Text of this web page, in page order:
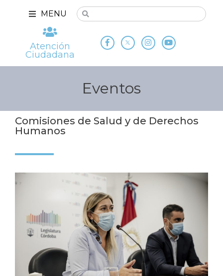
MENU
Atención
Ciudadana
Eventos
Comisiones de Salud y de Derechos
Humanos